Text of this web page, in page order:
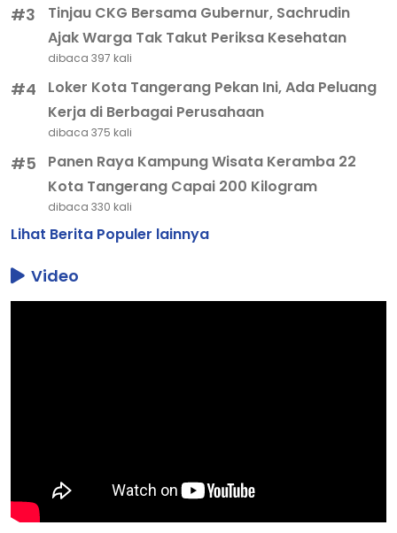
#3
Tinjau CKG Bersama Gubernur, Sachrudin
Ajak Warga Tak Takut Periksa Kesehatan
dibaca 397 kali
#4
Loker Kota Tangerang Pekan Ini, Ada Peluang
Kerja di Berbagai Perusahaan
dibaca 375 kali
#5
Panen Raya Kampung Wisata Keramba 22
Kota Tangerang Capai 200 Kilogram
dibaca 330 kali
Lihat Berita Populer lainnya
Video